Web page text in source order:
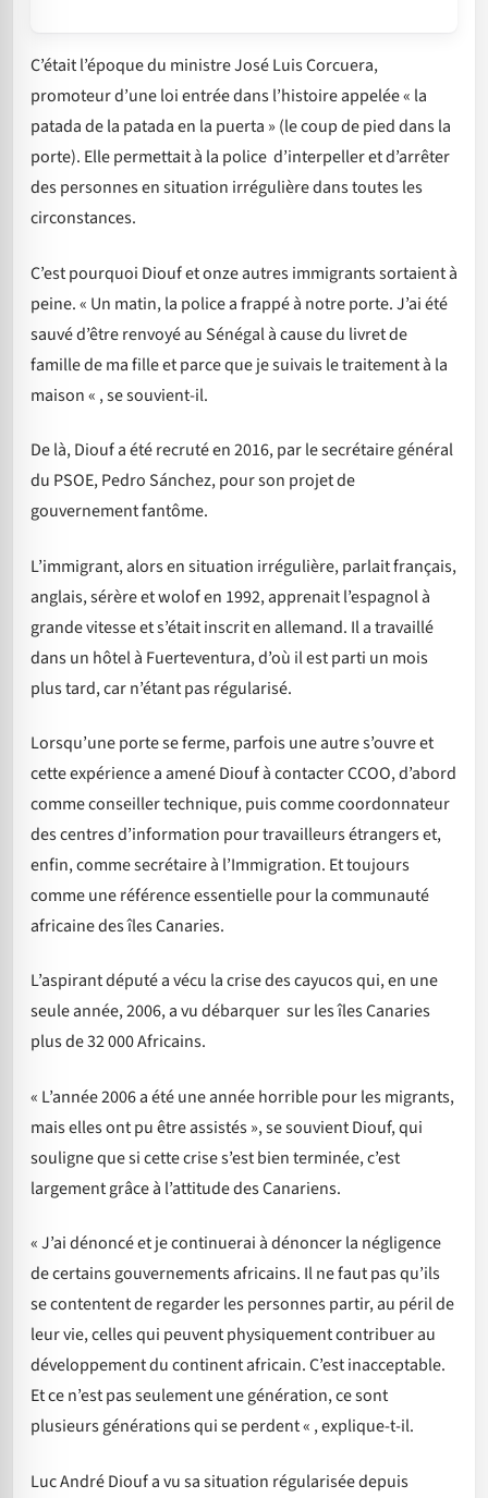
C’était l’époque du ministre José Luis Corcuera,
promoteur d’une loi entrée dans l’histoire appelée « la
patada de la patada en la puerta » (le coup de pied dans la
porte). Elle permettait à la police d’interpeller et d’arrêter
des personnes en situation irrégulière dans toutes les
circonstances.
C’est pourquoi Diouf et onze autres immigrants sortaient à
peine. « Un matin, la police a frappé à notre porte. J’ai été
sauvé d’être renvoyé au Sénégal à cause du livret de
famille de ma fille et parce que je suivais le traitement à la
maison « , se souvient-il.
De là, Diouf a été recruté en 2016, par le secrétaire général
du PSOE, Pedro Sánchez, pour son projet de
gouvernement fantôme.
L’immigrant, alors en situation irrégulière, parlait français,
anglais, sérère et wolof en 1992, apprenait l’espagnol à
grande vitesse et s’était inscrit en allemand. Il a travaillé
dans un hôtel à Fuerteventura, d’où il est parti un mois
plus tard, car n’étant pas régularisé.
Lorsqu’une porte se ferme, parfois une autre s’ouvre et
cette expérience a amené Diouf à contacter CCOO, d’abord
comme conseiller technique, puis comme coordonnateur
des centres d’information pour travailleurs étrangers et,
enfin, comme secrétaire à l’Immigration. Et toujours
comme une référence essentielle pour la communauté
africaine des îles Canaries.
L’aspirant député a vécu la crise des cayucos qui, en une
seule année, 2006, a vu débarquer sur les îles Canaries
plus de 32 000 Africains.
« L’année 2006 a été une année horrible pour les migrants,
mais elles ont pu être assistés », se souvient Diouf, qui
souligne que si cette crise s’est bien terminée, c’est
largement grâce à l’attitude des Canariens.
« J’ai dénoncé et je continuerai à dénoncer la négligence
de certains gouvernements africains. Il ne faut pas qu’ils
se contentent de regarder les personnes partir, au péril de
leur vie, celles qui peuvent physiquement contribuer au
développement du continent africain. C’est inacceptable.
Et ce n’est pas seulement une génération, ce sont
plusieurs générations qui se perdent « , explique-t-il.
Luc André Diouf a vu sa situation régularisée depuis